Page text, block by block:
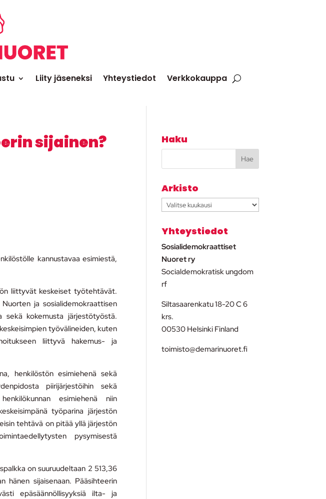
Liity jäseneksi Yhteystiedot Verkkokauppa
sijainen?
kannustavaa esimiestä,
liittyvät keskeiset työtehtävät.
ja sosialidemokraattisen
sekä kokemusta järjestötyöstä.
työvälineiden, kuten
liittyvä hakemus- ja
henkilöstön esimiehenä sekä
piirijärjestöihin sekä
esimiehenä niin
työparina järjestön
tehtävä on pitää yllä järjestön
pysymisestä
on suuruudeltaan 2 513,36
hänen sijaisenaan. Pääsihteerin
epäsäännöllisyyksiä ilta- ja
Haku
Arkisto
Arkisto
Yhteystiedot
Sosialidemokraattiset
Nuoret ry
Socialdemokratisk ungdom
rf
Siltasaarenkatu 18-20 C 6
krs.
00530 Helsinki Finland
toimisto@demarinuoret.fi